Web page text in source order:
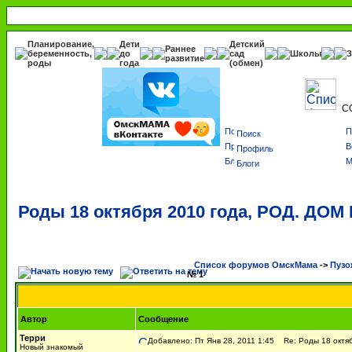
Планирование,
беременность,
роды
Дети
до
года
Раннее
развитие
Детский
сад
(обмен)
Школы
Поиск
Профиль
Блоги
Роды 18 октября 2010 года, РОД.
Список форумов ОмскМама ->
№ 1
Автор
Сообщение
Терри
Новый знакомый
Добавлено: Пт Янв 28, 2011 1:45 Re: Роды 18